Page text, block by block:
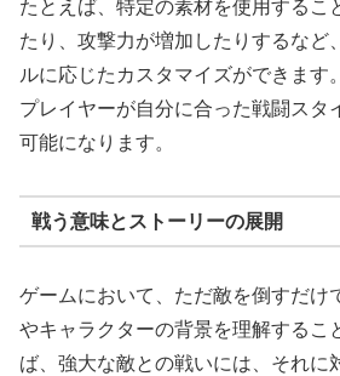
たとえば、特定の素材を使用するこ
たり、攻撃力が増加したりするなど
ルに応じたカスタマイズができます
プレイヤーが自分に合った戦闘スタ
可能になります。
戦う意味とストーリーの展開
ゲームにおいて、ただ敵を倒すだけ
やキャラクターの背景を理解するこ
ば、強大な敵との戦いには、それに